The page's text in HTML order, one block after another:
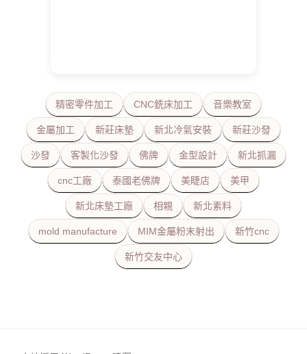
精密零件加工 CNC銑床加工 音樂教室
金屬加工 新莊床墊 新北冷氣安裝 新莊沙發
沙發 客製化沙發 佛牌 金型設計 新北抓漏
cnc工廠 泰國老佛牌 美睫店 美甲
新北床墊工廠 相親 新北素料
mold manufacture MIM金屬粉末射出 新竹cnc
新竹交友中心